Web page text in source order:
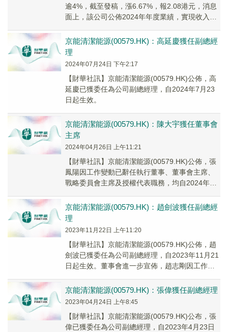
逾4%，截至發稿，漲6.67%，報2.08港元，消息
面上，該公司公佈2024年年度業績，實現收入約
京能清潔能源(00579.HK)：高延慶獲任副總經
理
2024年07月24日 下午2:17
【財華社訊】京能清潔能源(00579.HK)公佈，高
延慶已獲委任為公司副總經理，自2024年7月23
日起生效。
京能清潔能源(00579.HK)：陳大宇獲任董事會
主席
2024年04月26日 上午11:21
【財華社訊】京能清潔能源(00579.HK)公佈，張
鳳陽因工作變動已辭任執行董事、董事會主席、
戰略委員會主席及授權代表職務，均自2024年4
京能清潔能源(00579.HK)：趙劍波獲任副總經
理
2023年11月22日 上午11:20
【財華社訊】京能清潔能源(00579.HK)公佈，趙
劍波已獲委任為公司副總經理，自2023年11月21
日起生效。董事會進一步宣佈，趙志剛因工作變
效。
京能清潔能源(00579.HK)：張偉獲任副總經理
2023年04月24日 上午8:45
【財華社訊】京能清潔能源(00579.HK)公布，張
偉已獲委任為公司副總經理，自2023年4月23日